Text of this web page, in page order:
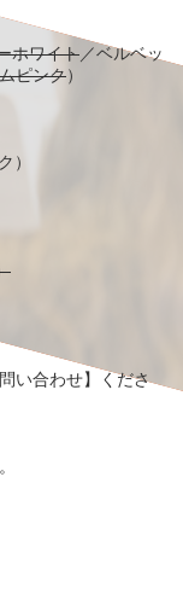
ホワイト／ベルベッ
ピンク）
）
い合わせ】くださ